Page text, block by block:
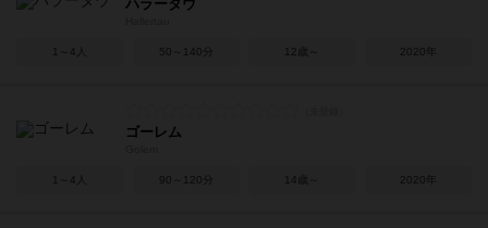
ハラータウ
1～4人 50～140分 12歳～ 2020年
ゴーレム
1～4人 90～120分 14歳～ 2020年